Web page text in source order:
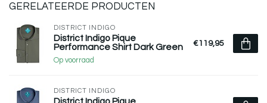
GERELATEERDE PRODUCTEN
DISTRICT INDIGO
District Indigo Pique
Performance Shirt Dark Green
Op voorraad
€119,95
DISTRICT INDIGO
District Indigo Pique